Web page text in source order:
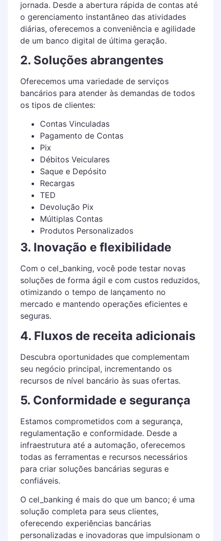
jornada. Desde a abertura rápida de contas até
o gerenciamento instantâneo das atividades
diárias, oferecemos a conveniência e agilidade
de um banco digital de última geração.
2. Soluções abrangentes
Oferecemos uma variedade de serviços
bancários para atender às demandas de todos
os tipos de clientes:
Contas Vinculadas
Pagamento de Contas
Pix
Débitos Veiculares
Saque e Depósito
Recargas
TED
Devolução Pix
Múltiplas Contas
Produtos Personalizados
3. Inovação e flexibilidade
Com o cel_banking, você pode testar novas
soluções de forma ágil e com custos reduzidos,
otimizando o tempo de lançamento no
mercado e mantendo operações eficientes e
seguras.
4. Fluxos de receita adicionais
Descubra oportunidades que complementam
seu negócio principal, incrementando os
recursos de nível bancário às suas ofertas.
5. Conformidade e segurança
Estamos comprometidos com a segurança,
regulamentação e conformidade. Desde a
infraestrutura até a automação, oferecemos
todas as ferramentas e recursos necessários
para criar soluções bancárias seguras e
confiáveis.
O cel_banking é mais do que um banco; é uma
solução completa para seus clientes,
oferecendo experiências bancárias
personalizadas e inovadoras que impulsionam o